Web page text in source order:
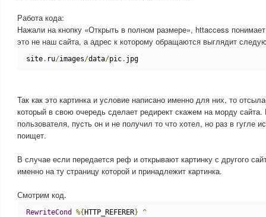
Работа кода:
Нажали на кнопку «Открыть в полном размере», httaccess
это не наш сайта, а адрес к которому обращаются выглядит
site. ru/images/data/pic. jpg
Так как это картинка и условие написано именно для них, то
который в свою очередь сделает редирект скажем на морду
пользователя, пусть он и не получил то что хотел, но раз в гугле
поищет.
В случае если передается реф и открывают картинку с другого
именно на ту страницу которой и принадлежит картинка.
Смотрим код.
RewriteCond %{ HTTP_REFERER} ^